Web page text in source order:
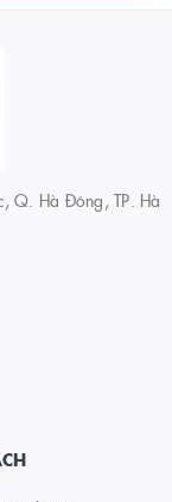
Q. Hà Đông, TP. Hà